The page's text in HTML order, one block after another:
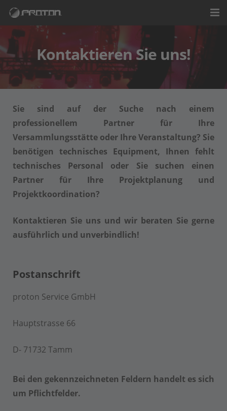
Startseite
Unternehmen
Leistungen
Kontakt
Kontaktieren Sie uns!
Sie sind auf der Suche nach einem
professionellem Partner für Ihre
Versammlungsstätte oder Ihre Veranstaltung? Sie
benötigen technisches Equipment, Ihnen fehlt
technisches Personal oder Sie suchen einen
Partner für Ihre Projektplanung und
Projektkoordination?
Kontaktieren Sie uns und wir beraten Sie gerne
ausführlich und unverbindlich!
Postanschrift
proton Service GmbH
Hauptstrasse 66
D- 71732 Tamm
Bei den gekennzeichneten Feldern handelt es sich
um Pflichtfelder.